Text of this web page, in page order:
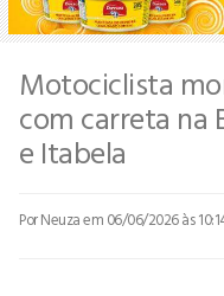
Motociclista
com carreta na
e Itabela
Por Neuzaem 06/06/2026 às